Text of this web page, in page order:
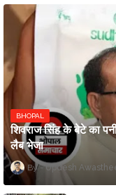
BHOPAL
शिवराज सिंह के बेटे का
लैब भेजा
Updesh